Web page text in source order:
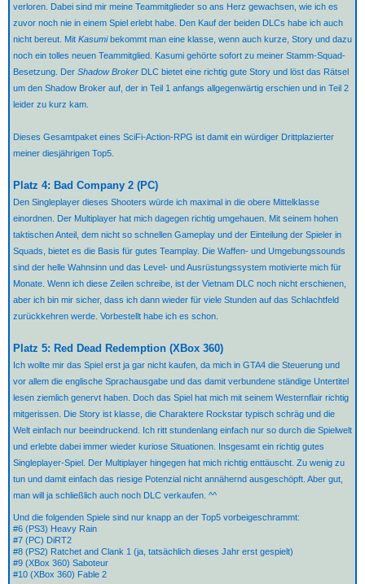
verloren. Dabei sind mir meine Teammitglieder so ans Herz gewachsen, wie ich es
zuvor noch nie in einem Spiel erlebt habe. Den Kauf der beiden DLCs habe ich auch
nicht bereut. Mit Kasumibekommt man eine klasse, wenn auch kurze, Story und dazu
noch ein tolles neuen Teammitglied. Kasumi gehörte sofort zu meiner Stamm-Squad-
Besetzung. Der Shadow Broker DLC bietet eine richtig gute Story und löst das Rätsel
um den Shadow Broker auf, der in Teil 1 anfangs allgegenwärtig erschien und in Teil 2
leider zu kurz kam.
Dieses Gesamtpaket eines SciFi-Action-RPG ist damit ein würdiger Drittplazierter
meiner diesjährigen Top5.
Platz 4: Bad Company 2 (PC)
Den Singleplayer dieses Shooters würde ich maximal in die obere Mittelklasse
einordnen. Der Multiplayer hat mich dagegen richtig umgehauen. Mit seinem hohen
taktischen Anteil, dem nicht so schnellen Gameplay und der Einteilung der Spieler in
Squads, bietet es die Basis für gutes Teamplay. Die Waffen- und Umgebungssounds
sind der helle Wahnsinn und das Level- und Ausrüstungssystem motivierte mich für
Monate. Wenn ich diese Zeilen schreibe, ist der Vietnam DLC noch nicht erschienen,
aber ich bin mir sicher, dass ich dann wieder für viele Stunden auf das Schlachtfeld
zurückkehren werde. Vorbestellt habe ich es schon.
Platz 5: Red Dead Redemption (XBox 360)
Ich wollte mir das Spiel erst ja gar nicht kaufen, da mich in GTA4 die Steuerung und
vor allem die englische Sprachausgabe und das damit verbundene ständige Untertitel
lesen ziemlich genervt haben. Doch das Spiel hat mich mit seinem Westernflair richtig
mitgerissen. Die Story ist klasse, die Charaktere Rockstar typisch schräg und die
Welt einfach nur beeindruckend. Ich ritt stundenlang einfach nur so durch die Spielwelt
und erlebte dabei immer wieder kuriose Situationen. Insgesamt ein richtig gutes
Singleplayer-Spiel. Der Multiplayer hingegen hat mich richtig enttäuscht. Zu wenig zu
tun und damit einfach das riesige Potenzial nicht annähernd ausgeschöpft. Aber gut,
man will ja schließlich auch noch DLC verkaufen. ^^
Und die folgenden Spiele sind nur knapp an der Top5 vorbeigeschrammt:
#6 (PS3) Heavy Rain
#7 (PC) DiRT2
#8 (PS2) Ratchet and Clank 1 (ja, tatsächlich dieses Jahr erst gespielt)
#9 (XBox 360) Saboteur
#10 (XBox 360) Fable 2